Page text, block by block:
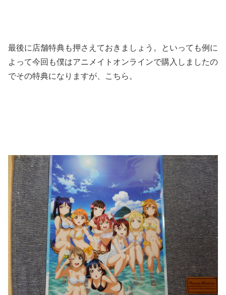
最後に店舗特典も押さえておきましょう。といっても例に
よって今回も僕はアニメイトオンラインで購入しましたの
でその特典になりますが、こちら。